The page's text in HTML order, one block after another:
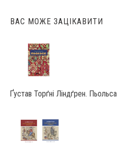
ВАС МОЖЕ ЗАЦІКАВИТИ
Ґустав Торґні Ліндґрен. Пьольса